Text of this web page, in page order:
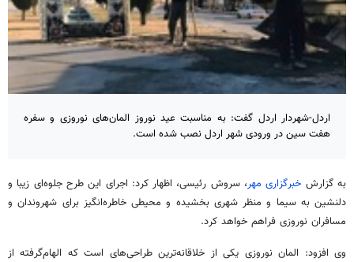
اردل-شهردار اردل گفت: به مناسبت عید نوروز المان‌های نوروزی و سفره
هفت سین در ورودی شهر اردل نصب شده است.
به گزارش خبرگزاری مهر، سروش رئیسی، اظهار کرد: اجرای این طرح جلوه‌ای زیبا و
دلنشین به سیما و منظر شهری بخشیده و محیطی خاطره‌انگیز برای شهروندان و
مسافران نوروزی فراهم خواهد کرد.
وی افزود: الماننوروزی یکی از خلاقانه‌ترین طراحی‌های است که الهام‌گرفته از